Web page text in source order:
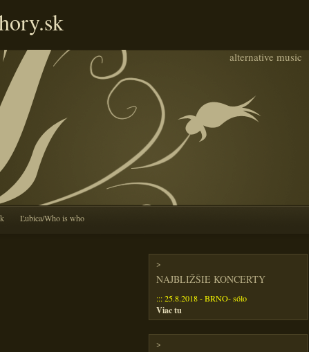
alternative music
Ľubica/Who is who
>
NAJBLIŽŠIE KONCERTY
::: 25.8.2018 - BRNO- sólo
Viac tu
>